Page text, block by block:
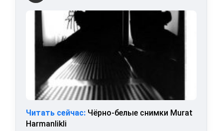
Читать сейчас: Чёрно-белые снимки Murat
Harmanlikli